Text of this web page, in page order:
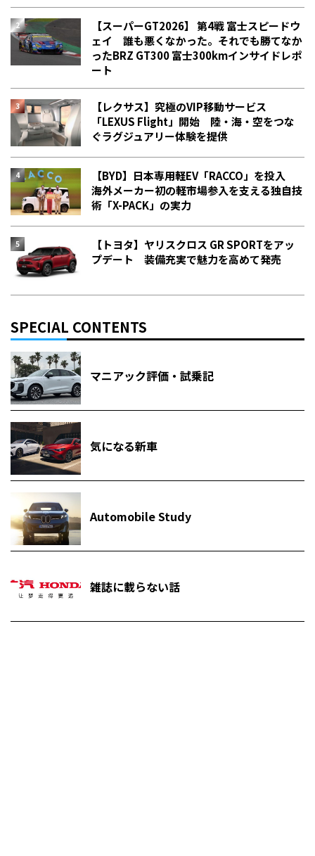
【スーパーGT2026】 第4戦 富士スピードウ
ェイ 誰も悪くなかった。それでも勝てなか
った――BRZ GT300 富士300kmインサイドレポ
ート
【レクサス】究極のVIP移動サービス
「LEXUS Flight」開始 陸・海・空をつな
ぐラグジュアリー体験を提供
【BYD】日本専用軽EV「RACCO」を投入
海外メーカー初の軽市場参入を支える独自技
術「X-PACK」の実力
【トヨタ】ヤリスクロス GR SPORTをアッ
プデート 装備充実で魅力を高めて発売
SPECIAL CONTENTS
マニアック評価・試乗記
気になる新車
Automobile Study
雑誌に載らない話